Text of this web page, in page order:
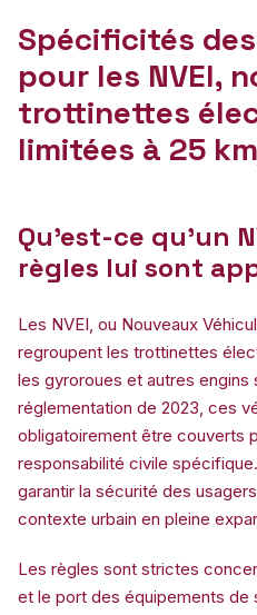
Spécificités
pour les NVEI,
trottinettes
limitées à 25
Qu’est-ce qu’un
règles lui sont
Les NVEI, ou Nouveaux
regroupent les trottinettes
les gyroroues et autres engins
réglementation de 2023, ces
obligatoirement être couverts
responsabilité civile
garantir la sécurité des
contexte urbain en pleine
Les règles sont strictes
et le port des équipements de